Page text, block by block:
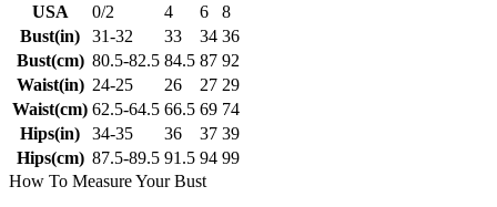
USA
0/2 4 6
8
Bust(in)
31-32 33 34 36
Bust(cm) 80.5-82.5 84.5 87 92
Waist(in) 24-25 26 27 29
Waist(cm) 62.5-64.5 66.5 69 74
Hips(in)
34-35 36 37 39
Hips(cm) 87.5-89.5 91.5 94 99
How To Measure Your Bust